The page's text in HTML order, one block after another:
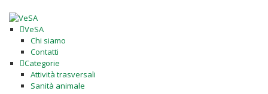
VeSA
Chi siamo
Contatti
Categorie
Attività trasversali
Sanità animale